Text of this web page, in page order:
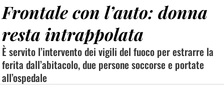
Frontale con l’auto: donna
resta intrappolata
È servito l’intervento dei vigili del fuoco per estrarre la
ferita dall’abitacolo, due persone soccorse e portate
all’ospedale